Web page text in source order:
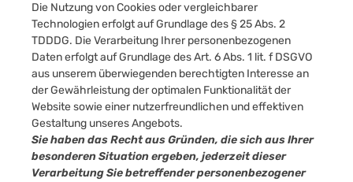
Die Nutzung von Cookies oder vergleichbarer
Technologien erfolgt auf Grundlage des § 25 Abs. 2
TDDDG. Die Verarbeitung Ihrer personenbezogenen
Daten erfolgt auf Grundlage des Art. 6 Abs. 1 lit. f DSGVO
aus unserem überwiegenden berechtigten Interesse an
der Gewährleistung der optimalen Funktionalität der
Website sowie einer nutzerfreundlichen und effektiven
Gestaltung unseres Angebots.
Sie haben das Recht aus Gründen, die sich aus Ihrer
besonderen Situation ergeben, jederzeit dieser
Verarbeitung Sie betreffender personenbezogener